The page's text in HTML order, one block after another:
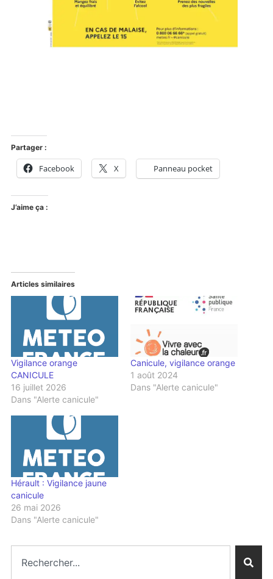
Partager :
Facebook X Panneau pocket
J’aime ça :
Articles similaires
Vigilance orange
CANICULE
16 juillet 2026
Dans "Alerte canicule"
Canicule, vigilance orange
1 août 2024
Dans "Alerte canicule"
Hérault : Vigilance jaune
canicule
26 mai 2026
Dans "Alerte canicule"